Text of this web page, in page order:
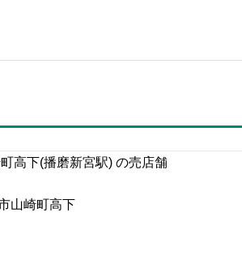
高下(播磨新宮駅) の売店舗
山崎町高下